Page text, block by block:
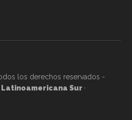
los derechos reservados -
Sur ·